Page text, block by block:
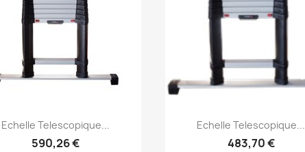
Aperçu rapide
Echelle Telescopique...
590,26 €
Aperçu rapide
Echelle Telescopique...
483,70 €